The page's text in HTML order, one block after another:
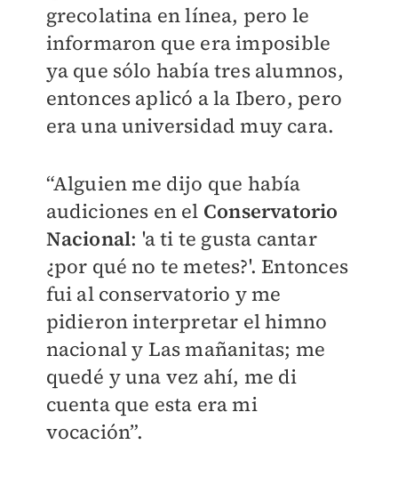
grecolatina en línea, pero le
informaron que era imposible
ya que sólo había tres alumnos,
entonces aplicó a la Ibero, pero
era una universidad muy cara.
“Alguien me dijo que había
audiciones en el Conservatorio
Nacional: 'a ti te gusta cantar
¿por qué no te metes?'. Entonces
fui al conservatorio y me
pidieron interpretar el himno
nacional y Las mañanitas; me
quedé y una vez ahí, me di
cuenta que esta era mi
vocación”.